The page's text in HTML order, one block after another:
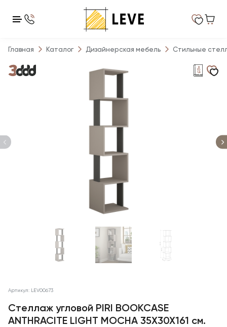
Главная Каталог Дизайнерская мебель Стильные
Артикул: LEV00673
Стеллаж угловой PIRI BOOKCASE
ANTHRACITE LIGHT MOCHA 35X30X161 см.